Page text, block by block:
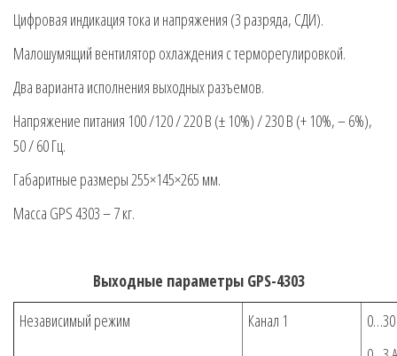
Цифровая индикация тока и напряжения (3 разряда, СДИ).
Малошумящий вентилятор охлаждения с терморегулировкой.
Два варианта исполнения выходных разъемов.
Напряжение питания 100 /120 / 220 В (± 10%) / 230 В (+ 10%, – 6%),
50 / 60 Гц.
Габаритные размеры 255×145×265 мм.
Масса GPS 4303 – 7 кг.
Выходные параметры GPS-4303
Независимый режим
Канал 1